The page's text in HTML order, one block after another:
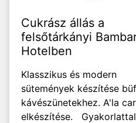
Cukrász állás a
felsőtárkányi
Hotelben
Klasszikus és modern
sütemények készítése
kávészünetekhez. A'la
elkészítése.